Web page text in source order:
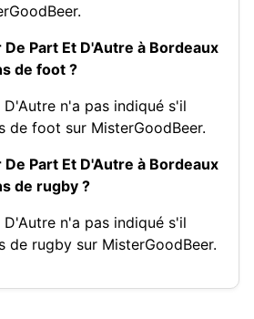
Part Et D'Autre à Bordeaux
de foot ?
n'a pas indiqué s'il
de foot sur MisterGoodBeer.
Part Et D'Autre à Bordeaux
de rugby ?
n'a pas indiqué s'il
de rugby sur MisterGoodBeer.